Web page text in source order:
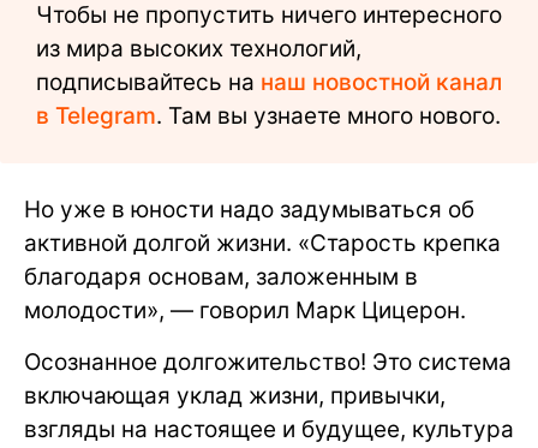
Чтобы не пропустить ничего интересного
из мира высоких технологий,
подписывайтесь на наш новостной канал
в Telegram. Там вы узнаете много нового.
Но уже в юности надо задумываться об
активной долгой жизни. «Старость крепка
благодаря основам, заложенным в
молодости», — говорил Марк Цицерон.
Осознанное долгожительство! Это система
включающая уклад жизни, привычки,
взгляды на настоящее и будущее, культура